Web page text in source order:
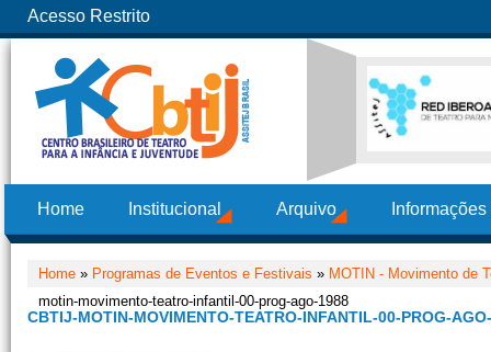
Acesso Restrito
Home Institucional Arquivo
Home » Programas de Eventos e Festivais » MOTIN - Movimento de
motin-movimento-teatro-infantil-00-prog-ago-1988
CBTIJ-MOTIN-MOVIMENTO-TEATRO-INFANTIL-00-PROG-